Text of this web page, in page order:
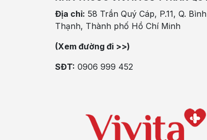
Địa chỉ: 58 Trần Quý Cáp, P.11, Q. Bình
Thạnh, Thành phố Hồ Chí Minh
(Xem đường đi >>)
SĐT: 0906 999 452